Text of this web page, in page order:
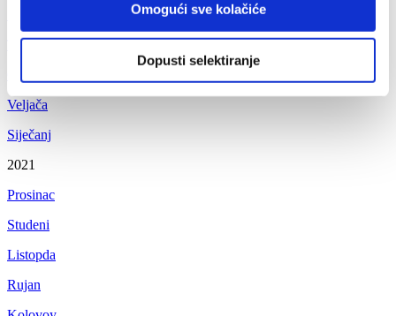
Omogući sve kolačiće
Dopusti selektiranje
Travanj
Veljača
Siječanj
2021
Prosinac
Studeni
Listopda
Rujan